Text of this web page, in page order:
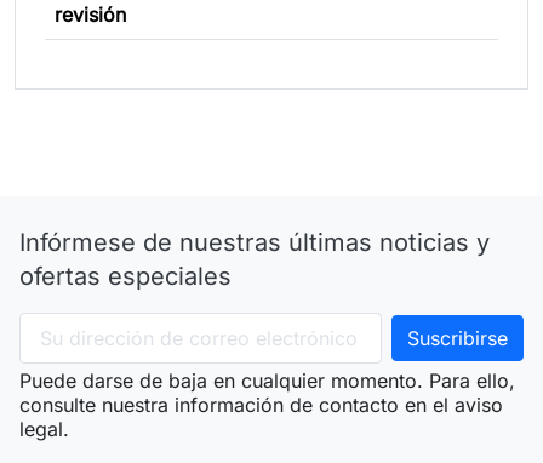
revisión
Infórmese de nuestras últimas noticias y
ofertas especiales
Puede darse de baja en cualquier momento. Para ello,
consulte nuestra información de contacto en el aviso
legal.